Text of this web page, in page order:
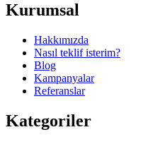
Kurumsal
Hakkımızda
Nasıl teklif isterim?
Blog
Kampanyalar
Referanslar
Kategoriler